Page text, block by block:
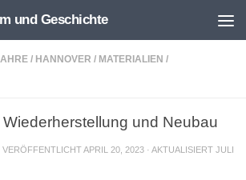
und Geschichte
/ HANNOVER / MATERIALIEN /
und Neubau
VERÖFFENTLICHTAPRIL 20, 2023 · AKTUALISIERT JULI